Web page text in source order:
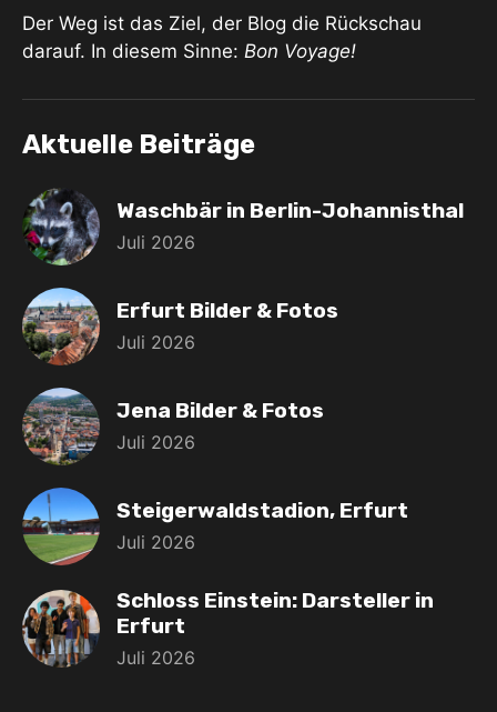
Der Weg ist das Ziel, der Blog die Rückschau
darauf. In diesem Sinne: Bon Voyage!
Aktuelle Beiträge
Waschbär in Berlin-Johannisthal
Juli 2026
Erfurt Bilder & Fotos
Juli 2026
Jena Bilder & Fotos
Juli 2026
Steigerwaldstadion, Erfurt
Juli 2026
Schloss Einstein: Darsteller in
Erfurt
Juli 2026